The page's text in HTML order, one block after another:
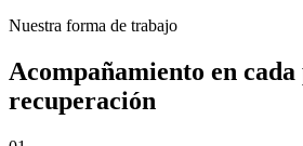
Nuestra forma de trabajo
Acompañamiento en cada
recuperación